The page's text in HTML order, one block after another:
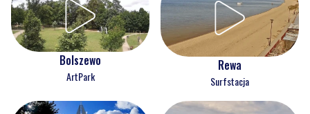
Bolszewo
ArtPark
Rewa
Surfstacja